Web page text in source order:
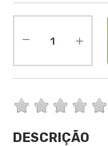
DESCRIÇÃO